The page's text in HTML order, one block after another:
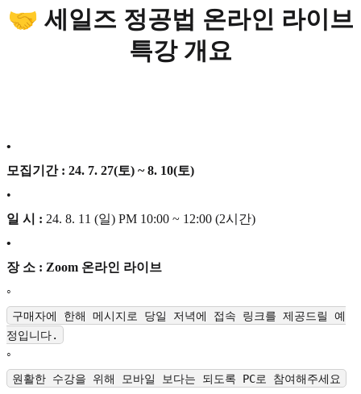
🤝 세일즈 정공법 온라인 라이브
특강 개요
•
모집기간 : 24. 7. 27(토) ~ 8. 10(토)
•
일 시 : 24. 8. 11 (일) PM 10:00 ~ 12:00 (2시간)
•
장 소 : Zoom 온라인 라이브
◦
구매자에 한해 메시지로 당일 저녁에 접속 링크를 제공드릴 예
정입니다.
◦
원활한 수강을 위해 모바일 보다는 되도록 PC로 참여해주세요